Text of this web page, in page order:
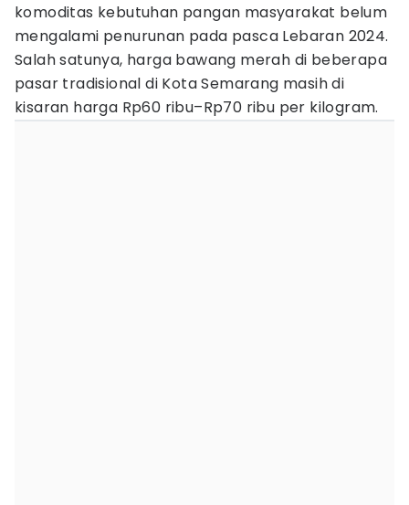
komoditas kebutuhan pangan masyarakat belum
mengalami penurunan pada pasca Lebaran 2024.
Salah satunya, harga bawang merah di beberapa
pasar tradisional di Kota Semarang masih di
kisaran harga Rp60 ribu–Rp70 ribu per kilogram.